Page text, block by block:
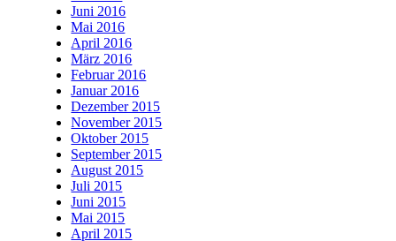
Juni 2016
Mai 2016
April 2016
März 2016
Februar 2016
Januar 2016
Dezember 2015
November 2015
Oktober 2015
September 2015
August 2015
Juli 2015
Juni 2015
Mai 2015
April 2015